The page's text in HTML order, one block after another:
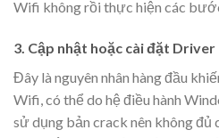
Wifi không rồi thực hiện các
3. Cập nhật hoặc cài đặt Driver
Đây là nguyên nhân hàng đầu
Wifi, có thể do hệ điều hành
sử dụng bản crack nên không đủ